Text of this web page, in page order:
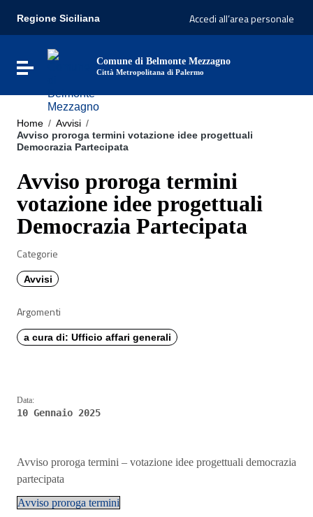
Vai al menu di navigazione
Vai al footer
Regione Siciliana Accedi all’area personale
Attiva / disattiva la navigazione
Comune di Belmonte Mezzagno
Città Metropolitana di Palermo
Home / Avvisi /
Avviso proroga termini votazione idee progettuali
Democrazia Partecipata
Avviso proroga termini
votazione idee progettuali
Democrazia Partecipata
Categorie
Avvisi
Argomenti
a cura di: Ufficio affari generali
Data:
10 Gennaio 2025
Avviso proroga termini – votazione idee progettuali democrazia
partecipata
Avviso proroga termini